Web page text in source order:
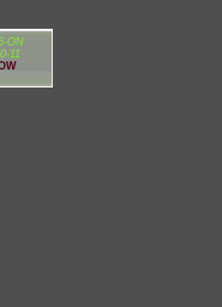
ON
11